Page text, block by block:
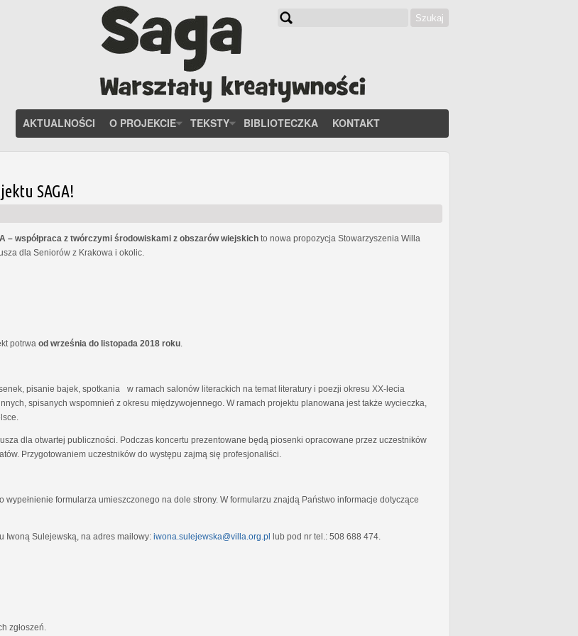
Szukaj
AKTUALNOŚCI O PROJEKCIE TEKSTY BIBLIOTECZKA KONTAKT
SAGA!
– współpraca z twórczymi środowiskami z obszarów wiejskich to nowa propozycja Stowarzyszenia Willa
dla Seniorów z Krakowa i okolic.
potrwa od września do listopada 2018 roku
pisanie bajek, spotkania w ramach salonów literackich na temat literatury i poezji okresu XX-lecia
spisanych wspomnień z okresu międzywojennego. W ramach projektu planowana jest także wycieczka,
dla otwartej publiczności. Podczas koncertu prezentowane będą piosenki opracowane przez uczestników
Przygotowaniem uczestników do występu zajmą się profesjonaliści.
formularza umieszczonego na dole strony. W formularzu znajdą Państwo informacje dotyczące
Iwoną Sulejewską, na adres mailowy: iwona.sulejewska@villa.org.pl lub pod nr tel.: 508 688 474.
zgłoszeń.